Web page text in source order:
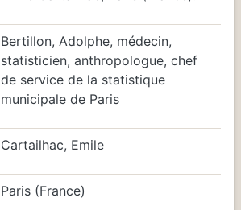
Bertillon, Adolphe, médecin,
statisticien, anthropologue, chef
de service de la statistique
municipale de Paris
Cartailhac, Emile
Paris (France)